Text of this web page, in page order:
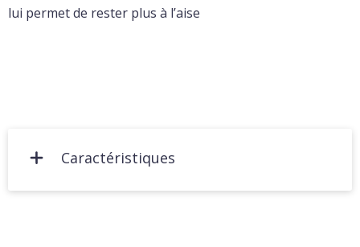
lui permet de rester plus à l’aise
Caractéristiques